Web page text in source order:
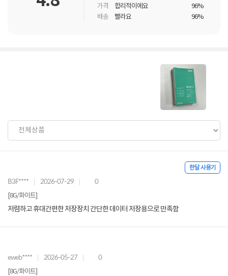
가격
합리적이에요
96%
배송
빨라요 96%
한달 사용기
B3F**** 2026-07-29 0
[8G/화이트]
저렴하고 휴대간편한 저장장치 간단한 데이터 저장용으로 만족함
eweb**** 2026-05-27 0
[8G/화이트]